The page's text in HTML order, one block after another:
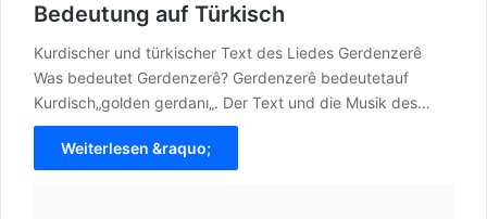
Bedeutung auf Türkisch
Kurdischer und türkischer Text des Liedes Gerdenzerê
Was bedeutet Gerdenzerê? Gerdenzerê bedeutetauf
Kurdisch„golden gerdanı„. Der Text und die Musik des…
Weiterlesen &raquo;